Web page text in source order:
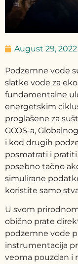
August 29, 2022
Podzemne vode
slatke vode za
fundamentalne
energetskim
proglašene za
GCOS-a,
i kod drugih
posmatrati i
posebno tačno
simulirane
koristite samo
U svom
obično prate
podzemne vode
instrumentacija
veoma pouzdan i